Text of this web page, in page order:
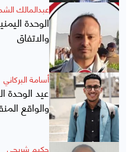
عبدالمالك
الوحدة
والاتفاق
أسامة البركاني
عيد الوحدة
والواقع
حكيم شريحي